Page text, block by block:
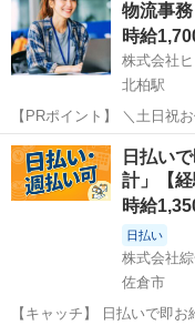
用システムへのデー...
物流事
時給
株式会社
北柏駅
【PRポイント】 ＼土日祝お休
柏駅から徒歩6分 ◆管理者経験はなく
事務・
千葉 柏市 北柏駅
日払い
計」【
時給
日払い
株式会社
佐倉市
【キャッチ】 日払いで即